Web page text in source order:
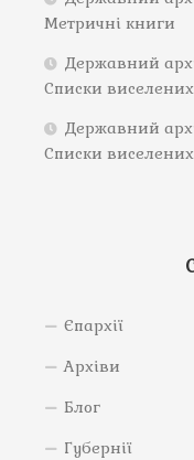
Метричні книги
Державний
Списки
Державний
Списки
Єпархії
Архіви
Блог
Губернії